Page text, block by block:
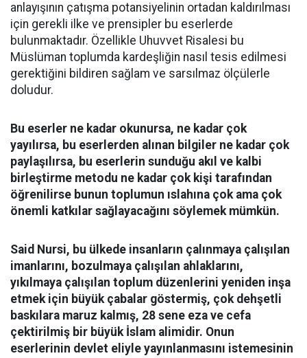
anlayışının çatışma potansiyelinin ortadan kaldırılması
için gerekli ilke ve prensipler bu eserlerde
bulunmaktadır. Özellikle Uhuvvet Risalesi bu
Müslüman toplumda kardeşliğin nasıl tesis edilmesi
gerektiğini bildiren sağlam ve sarsılmaz ölçülerle
doludur.
Bu eserler ne kadar okunursa, ne kadar çok
yayılırsa, bu eserlerden alınan bilgiler ne kadar çok
paylaşılırsa, bu eserlerin sunduğu akıl ve kalbi
birleştirme metodu ne kadar çok kişi tarafından
öğrenilirse bunun toplumun ıslahına çok ama çok
önemli katkılar sağlayacağını söylemek mümkün.
Said Nursi, bu ülkede insanların çalınmaya çalışılan
imanlarını, bozulmaya çalışılan ahlaklarını,
yıkılmaya çalışılan toplum düzenlerini yeniden inşa
etmek için büyük çabalar göstermiş, çok dehşetli
baskılara maruz kalmış, 28 sene eza ve cefa
çektirilmiş bir büyük İslam alimidir. Onun
eserlerinin devlet eliyle yayınlanmasını istemesinin